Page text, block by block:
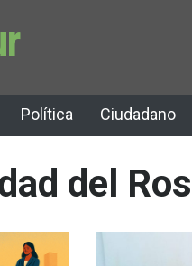
Política Ciudadano
del